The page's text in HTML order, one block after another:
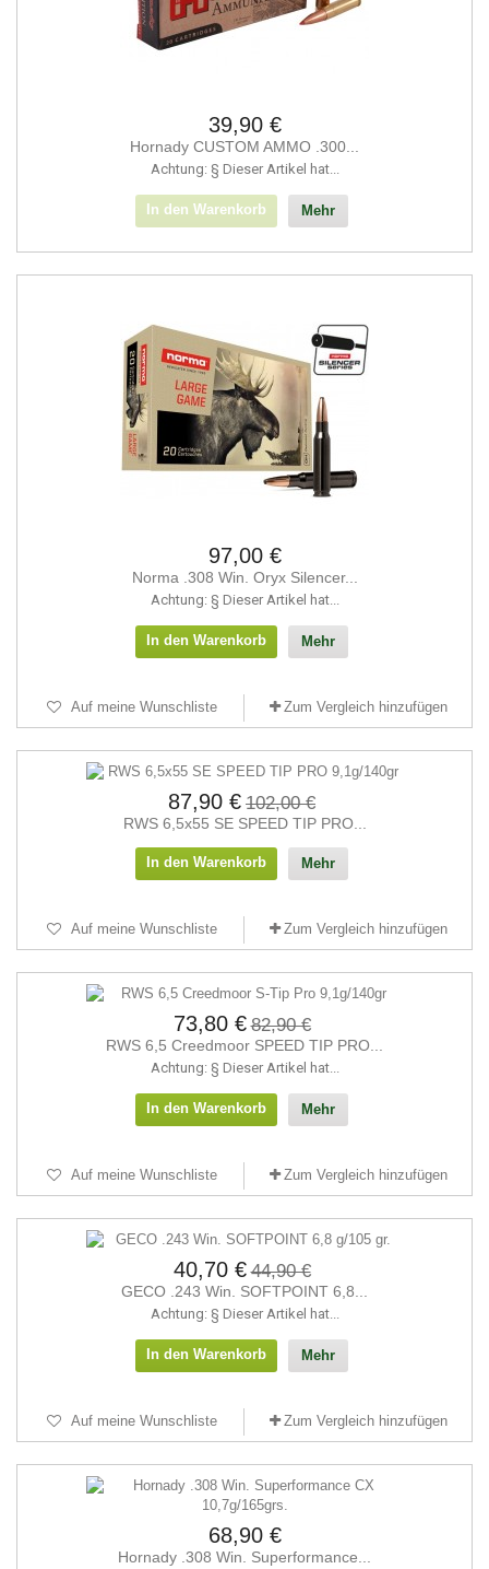
39,90 €
Hornady CUSTOM AMMO .300...
Achtung: § Dieser Artikel hat...
In den Warenkorb Mehr
97,00 €
Norma .308 Win. Oryx Silencer...
Achtung: § Dieser Artikel hat...
In den Warenkorb Mehr
Auf meine Wunschliste Zum Vergleich hinzufügen
87,90 € 102,00 €
RWS 6,5x55 SE SPEED TIP PRO...
In den Warenkorb Mehr
Auf meine Wunschliste Zum Vergleich hinzufügen
73,80 € 82,90 €
RWS 6,5 Creedmoor SPEED TIP PRO...
Achtung: § Dieser Artikel hat...
In den Warenkorb Mehr
Auf meine Wunschliste Zum Vergleich hinzufügen
40,70 € 44,90 €
GECO .243 Win. SOFTPOINT 6,8...
Achtung: § Dieser Artikel hat...
In den Warenkorb Mehr
Auf meine Wunschliste Zum Vergleich hinzufügen
68,90 €
Hornady .308 Win. Superformance...